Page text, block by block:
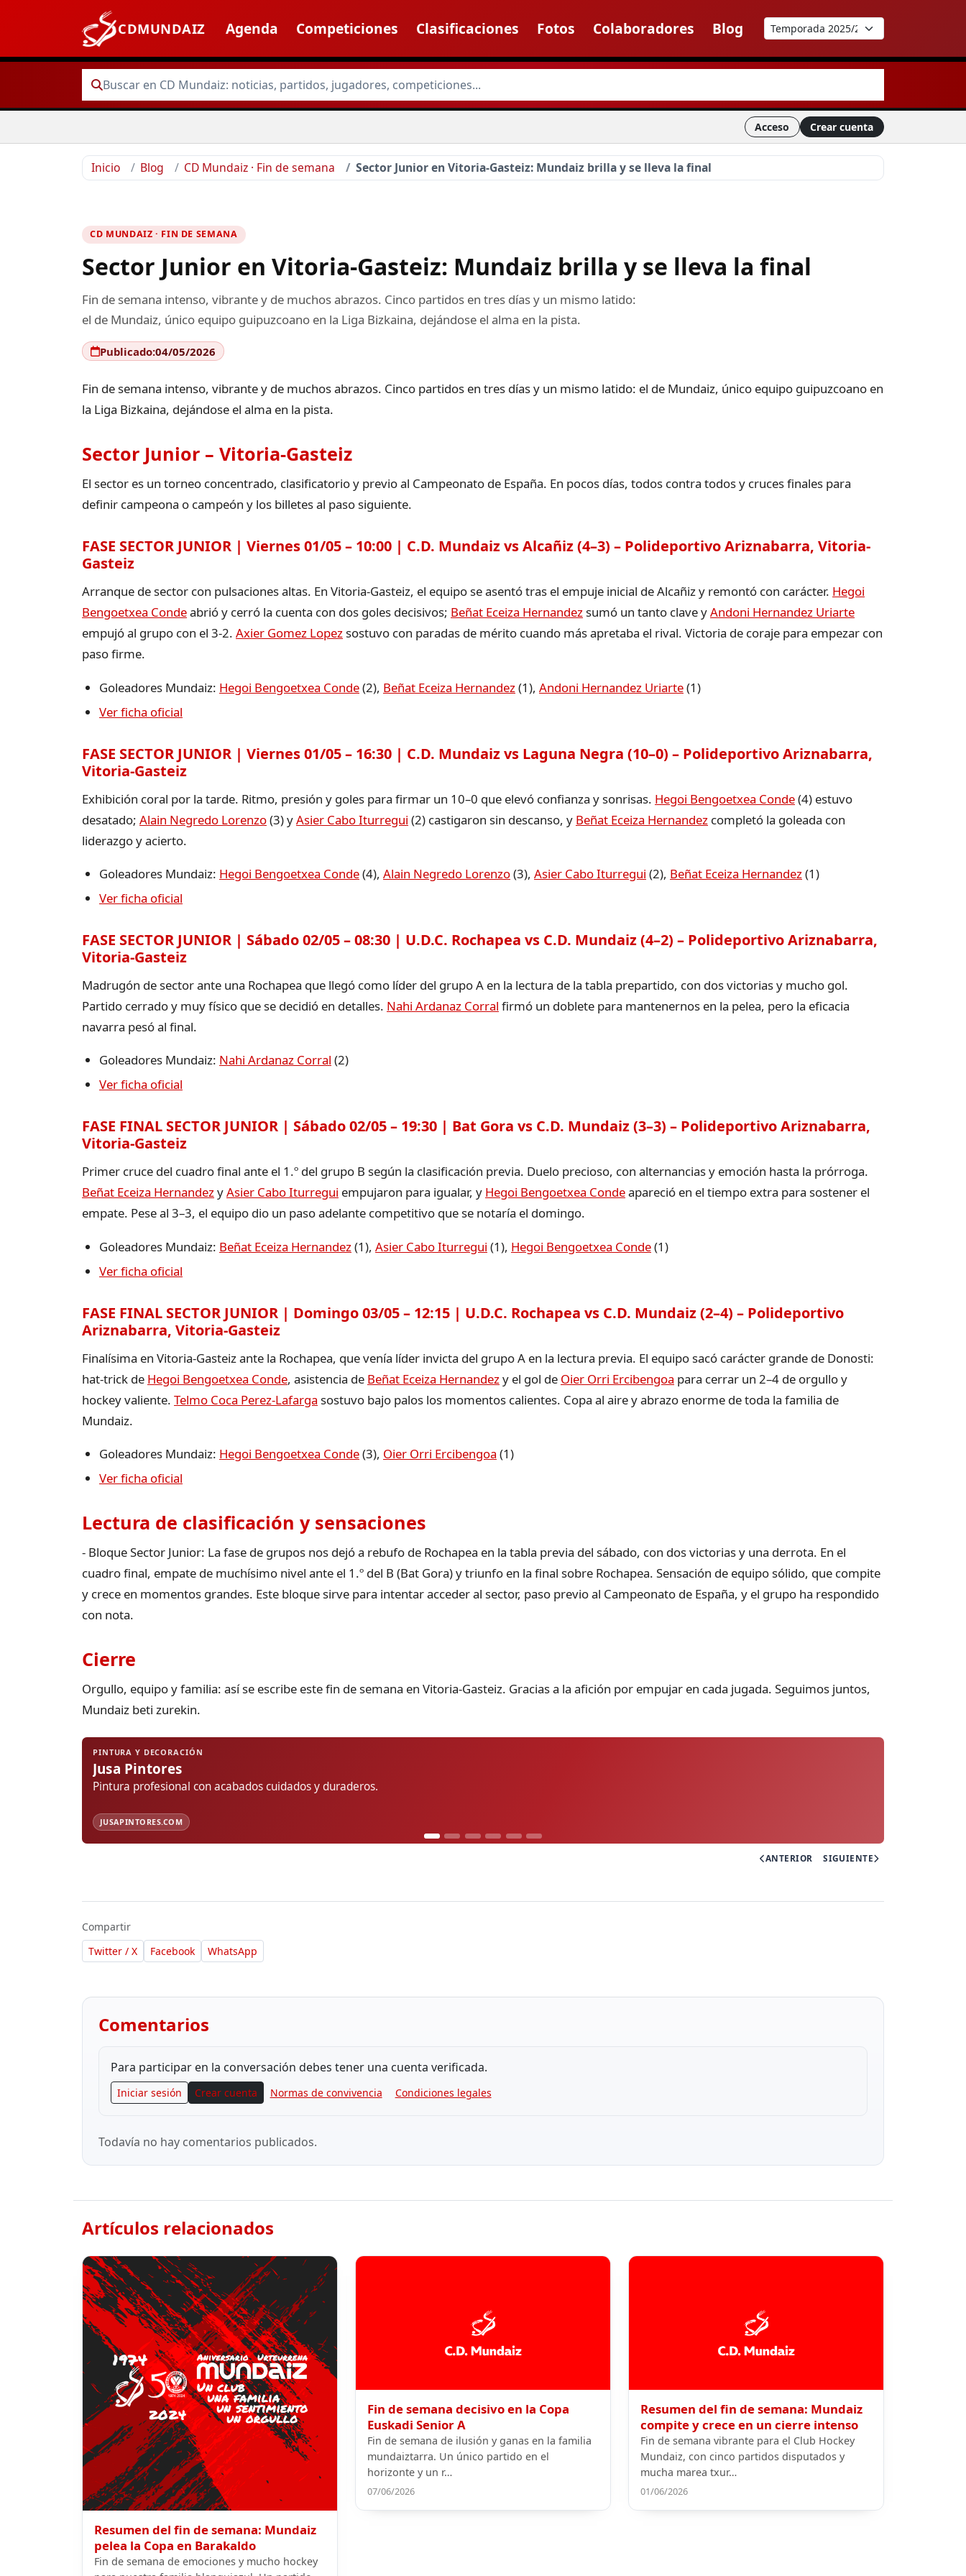
CDMUNDAIZ Agenda Competiciones Clasificaciones Fotos Colaboradores Blog
Acceso Crear cuenta
Inicio Blog CD Mundaiz · Fin de semana Sector Junior en Vitoria-Gasteiz: Mundaiz brilla y se lleva la final
CD MUNDAIZ · FIN DE SEMANA
Sector Junior en Vitoria-Gasteiz: Mundaiz brilla y se lleva la final
Fin de semana intenso, vibrante y de muchos abrazos. Cinco partidos en tres días y un mismo latido:
el de Mundaiz, único equipo guipuzcoano en la Liga Bizkaina, dejándose el alma en la pista.
Publicado:04/05/2026
Fin de semana intenso, vibrante y de muchos abrazos. Cinco partidos en tres días y un mismo latido: el de Mundaiz, único equipo guipuzcoano en
la Liga Bizkaina, dejándose el alma en la pista.
Sector Junior – Vitoria-Gasteiz
El sector es un torneo concentrado, clasificatorio y previo al Campeonato de España. En pocos días, todos contra todos y cruces finales para
definir campeona o campeón y los billetes al paso siguiente.
FASE SECTOR JUNIOR | Viernes 01/05 – 10:00 | C.D. Mundaiz vs Alcañiz (4–3) – Polideportivo Ariznabarra, Vitoria-
Gasteiz
Arranque de sector con pulsaciones altas. En Vitoria-Gasteiz, el equipo se asentó tras el empuje inicial de Alcañiz y remontó con carácter. Hegoi
Bengoetxea Condeabrió y cerró la cuenta con dos goles decisivos; Beñat Eceiza Hernandezsumó un tanto clave yAndoni Hernandez Uriarte
empujó al grupo con el 3-2. Axier Gomez Lopezsostuvo con paradas de mérito cuando más apretaba el rival. Victoria de coraje para empezar con
paso firme.
Goleadores Mundaiz: Hegoi Bengoetxea Conde(2), Beñat Eceiza Hernandez(1), Andoni Hernandez Uriarte(1)
Ver ficha oficial
FASE SECTOR JUNIOR | Viernes 01/05 – 16:30 | C.D. Mundaiz vs Laguna Negra (10–0) – Polideportivo Ariznabarra,
Vitoria-Gasteiz
Exhibición coral por la tarde. Ritmo, presión y goles para firmar un 10–0 que elevó confianza y sonrisas. Hegoi Bengoetxea Conde(4) estuvo
desatado; Alain Negredo Lorenzo(3) yAsier Cabo Iturregui (2) castigaron sin descanso, y Beñat Eceiza Hernandez completó la goleada con
liderazgo y acierto.
Goleadores Mundaiz: Hegoi Bengoetxea Conde(4), Alain Negredo Lorenzo(3), Asier Cabo Iturregui (2), Beñat Eceiza Hernandez(1)
Ver ficha oficial
FASE SECTOR JUNIOR | Sábado 02/05 – 08:30 | U.D.C. Rochapea vs C.D. Mundaiz (4–2) – Polideportivo Ariznabarra,
Vitoria-Gasteiz
Madrugón de sector ante una Rochapea que llegó como líder del grupo A en la lectura de la tabla prepartido, con dos victorias y mucho gol.
Partido cerrado y muy físico que se decidió en detalles. Nahi Ardanaz Corral firmó un doblete para mantenernos en la pelea, pero la eficacia
navarra pesó al final.
Goleadores Mundaiz: Nahi Ardanaz Corral (2)
Ver ficha oficial
FASE FINAL SECTOR JUNIOR | Sábado 02/05 – 19:30 | Bat Gora vs C.D. Mundaiz (3–3) – Polideportivo Ariznabarra,
Vitoria-Gasteiz
Primer cruce del cuadro final ante el 1.º del grupo B según la clasificación previa. Duelo precioso, con alternancias y emoción hasta la prórroga.
Beñat Eceiza HernandezyAsier Cabo Iturregui empujaron para igualar, y Hegoi Bengoetxea Condeapareció en el tiempo extra para sostener el
empate. Pese al 3–3, el equipo dio un paso adelante competitivo que se notaría el domingo.
Goleadores Mundaiz: Beñat Eceiza Hernandez(1), Asier Cabo Iturregui (1), Hegoi Bengoetxea Conde(1)
Ver ficha oficial
FASE FINAL SECTOR JUNIOR | Domingo 03/05 – 12:15 | U.D.C. Rochapea vs C.D. Mundaiz (2–4) – Polideportivo
Ariznabarra, Vitoria-Gasteiz
Finalísima en Vitoria-Gasteiz ante la Rochapea, que venía líder invicta del grupo A en la lectura previa. El equipo sacó carácter grande de Donosti:
hat-trick de Hegoi Bengoetxea Conde, asistencia de Beñat Eceiza Hernandezy el gol de Oier Orri Ercibengoa para cerrar un 2–4 de orgullo y
hockey valiente. Telmo Coca Perez-Lafarga sostuvo bajo palos los momentos calientes. Copa al aire y abrazo enorme de toda la familia de
Mundaiz.
Goleadores Mundaiz: Hegoi Bengoetxea Conde(3), Oier Orri Ercibengoa (1)
Ver ficha oficial
Lectura de clasificación y sensaciones
- Bloque Sector Junior: La fase de grupos nos dejó a rebufo de Rochapea en la tabla previa del sábado, con dos victorias y una derrota. En el
cuadro final, empate de muchísimo nivel ante el 1.º del B (Bat Gora) y triunfo en la final sobre Rochapea. Sensación de equipo sólido, que compite
y crece en momentos grandes. Este bloque sirve para intentar acceder al sector, paso previo al Campeonato de España, y el grupo ha respondido
con nota.
Cierre
Orgullo, equipo y familia: así se escribe este fin de semana en Vitoria-Gasteiz. Gracias a la afición por empujar en cada jugada. Seguimos juntos,
Mundaiz beti zurekin.
PINTURA Y DECORACIÓN
Jusa Pintores
Pintura profesional con acabados cuidados y duraderos.
JUSAPINTORES.COM
ANTERIOR SIGUIENTE
Compartir
Twitter / X
Facebook WhatsApp
Comentarios
Para participar en la conversación debes tener una cuenta verificada.
Iniciar sesión Crear cuenta Normas de convivencia Condiciones legales
Todavía no hay comentarios publicados.
Artículos relacionados
Resumen del fin de semana: Mundaiz
pelea la Copa en Barakaldo
Fin de semana de emociones y mucho hockey
Fin de semana decisivo en la Copa
Euskadi Senior A
Fin de semana de ilusión y ganas en la familia
mundaiztarra. Un único partido en el
horizonte y un r…
07/06/2026
Resumen del fin de semana: Mundaiz
compite y crece en un cierre intenso
Fin de semana vibrante para el Club Hockey
Mundaiz, con cinco partidos disputados y
mucha marea txur…
01/06/2026